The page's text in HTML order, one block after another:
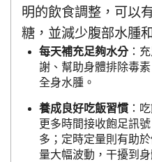
明的飲食調整，可以
糖，並減少腹部水腫
每天補充足夠水分：
謝、幫助身體排除毒
全身水腫。
養成良好吃飯習慣 ：
更多時間接收飽足訊
多；定時定量則有助
量大幅波動，干擾到